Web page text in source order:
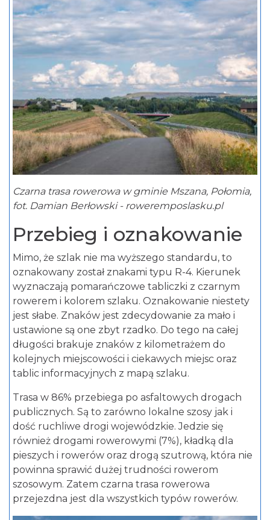
Czarna trasa rowerowa w gminie Mszana, Połomia,
fot. Damian Berłowski - roweremposlasku.pl
Przebieg i oznakowanie
Mimo, że szlak nie ma wyższego standardu, to
oznakowany został znakami typu R-4. Kierunek
wyznaczają pomarańczowe tabliczki z czarnym
rowerem i kolorem szlaku. Oznakowanie niestety
jest słabe. Znaków jest zdecydowanie za mało i
ustawione są one zbyt rzadko. Do tego na całej
długości brakuje znaków z kilometrażem do
kolejnych miejscowości i ciekawych miejsc oraz
tablic informacyjnych z mapą szlaku.
Trasa w 86% przebiega po asfaltowych drogach
publicznych. Są to zarówno lokalne szosy jak i
dość ruchliwe drogi wojewódzkie. Jedzie się
również drogami rowerowymi (7%), kładką dla
pieszych i rowerów oraz drogą szutrową, która nie
powinna sprawić dużej trudności rowerom
szosowym. Zatem czarna trasa rowerowa
przejezdna jest dla wszystkich typów rowerów.